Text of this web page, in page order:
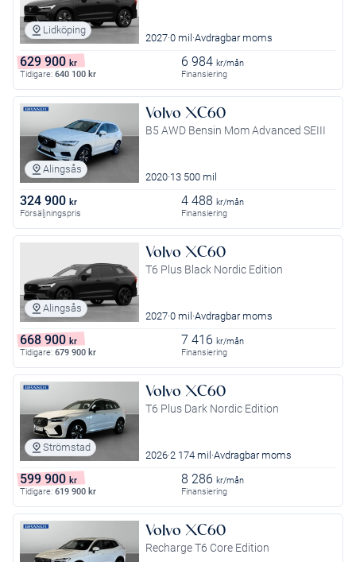
Lidköping
2027 0 mil Avdragbar moms
629 900 kr
Tidigare: 640 100 kr
6 984 kr/mån
Finansiering
Alingsås
Volvo XC60
B5 AWD Bensin Mom Advanced SEIII
2020 13 500 mil
324 900 kr
Försäljningspris
4 488 kr/mån
Finansiering
Alingsås
Volvo XC60
T6 Plus Black Nordic Edition
2027 0 mil Avdragbar moms
668 900 kr
Tidigare: 679 900 kr
7 416 kr/mån
Finansiering
Strömstad
Volvo XC60
T6 Plus Dark Nordic Edition
2026 2 174 mil Avdragbar moms
599 900 kr
Tidigare: 619 900 kr
8 286 kr/mån
Finansiering
Volvo XC60
Recharge T6 Core Edition